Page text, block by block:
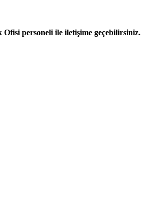
personeli ile iletişime geçebilirsiniz.